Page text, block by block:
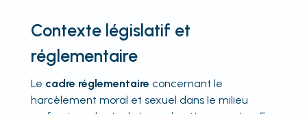
Contexte législatif et
réglementaire
Le cadre réglementaire concernant le
harcèlement moral et sexuel dans le milieu